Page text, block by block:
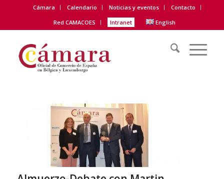
Cámara Calendario Noticias y eventos
Contacto
Red CAMACOES
Intranet English